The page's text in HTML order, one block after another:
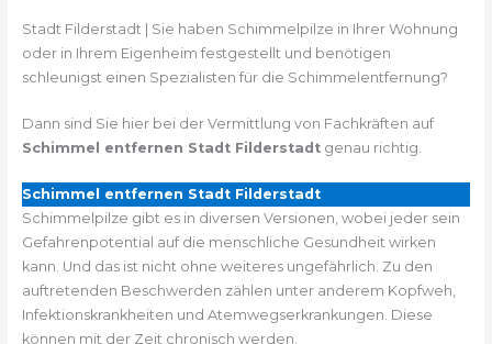
Stadt Filderstadt | Sie haben Schimmelpilze in Ihrer Wohnung
oder in Ihrem Eigenheim festgestellt und benötigen
schleunigst einen Spezialisten für die Schimmelentfernung?
Dann sind Sie hier bei der Vermittlung von Fachkräften auf
Schimmel entfernen Stadt Filderstadtgenau richtig.
Schimmel entfernen Stadt Filderstadt
Schimmelpilze gibt es in diversen Versionen, wobei jeder sein
Gefahrenpotential auf die menschliche Gesundheit wirken
kann. Und das ist nicht ohne weiteres ungefährlich. Zu den
auftretenden Beschwerden zählen unter anderem Kopfweh,
Infektionskrankheiten und Atemwegserkrankungen. Diese
können mit der Zeit chronisch werden.